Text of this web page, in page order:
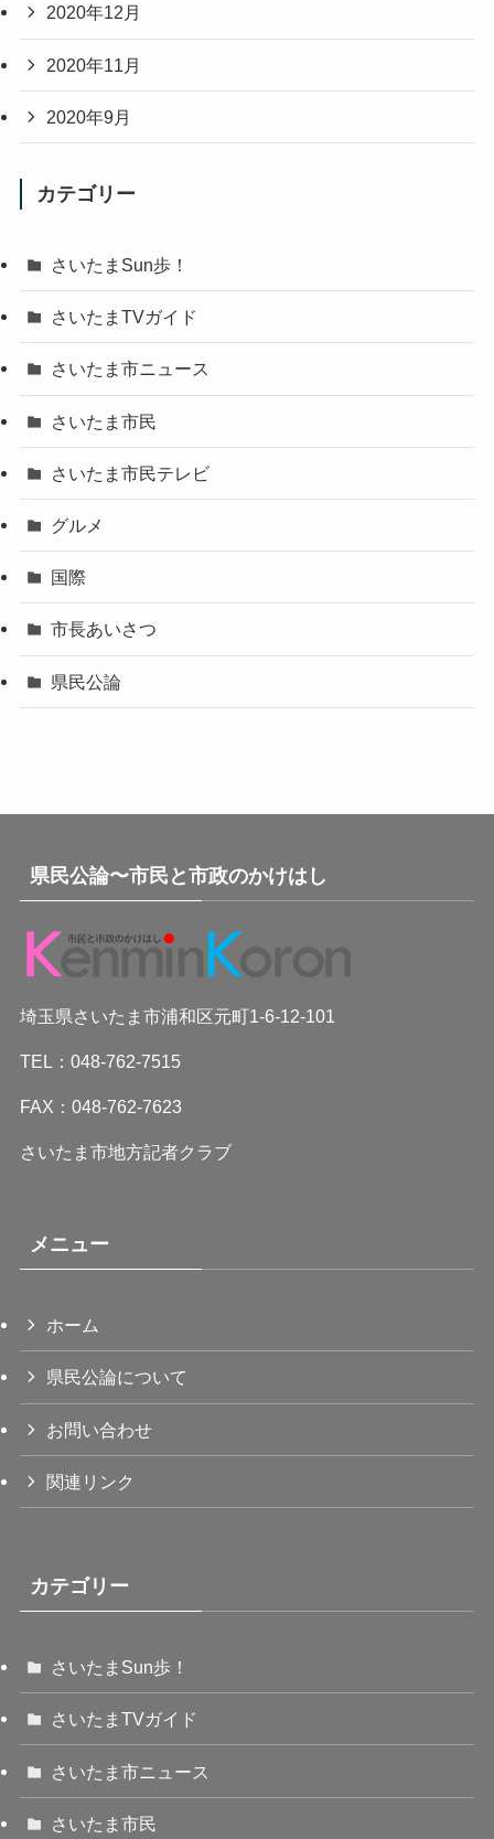
2020年12月
2020年11月
2020年9月
カテゴリー
さいたまSun歩！
さいたまTVガイド
さいたま市ニュース
さいたま市民
さいたま市民テレビ
グルメ
国際
市長あいさつ
県民公論
県民公論〜市民と市政のかけはし
埼玉県さいたま市浦和区元町1-6-12-101
TEL：048-762-7515
FAX：048-762-7623
さいたま市地方記者クラブ
メニュー
ホーム
県民公論について
お問い合わせ
関連リンク
カテゴリー
さいたまSun歩！
さいたまTVガイド
さいたま市ニュース
さいたま市民